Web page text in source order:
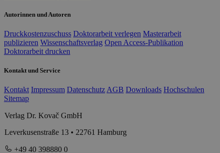
Autorinnen und Autoren
Druckkostenzuschuss Doktorarbeit verlegen Masterarbeit
publizieren Wissenschaftsverlag Open Access-Publikation
Doktorarbeit drucken
Kontakt und Service
Kontakt Impressum Datenschutz AGB Downloads Hochschulen
Sitemap
Verlag Dr. Kovač GmbH
Leverkusenstraße 13 • 22761 Hamburg
+49 40 398880 0